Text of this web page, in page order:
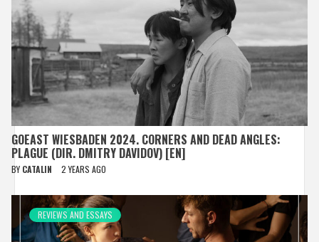
GOEAST WIESBADEN 2024. CORNERS AND DEAD ANGLES:
PLAGUE (DIR. DMITRY DAVIDOV) [EN]
BY CATALIN 2 YEARS AGO
REVIEWS AND ESSAYS